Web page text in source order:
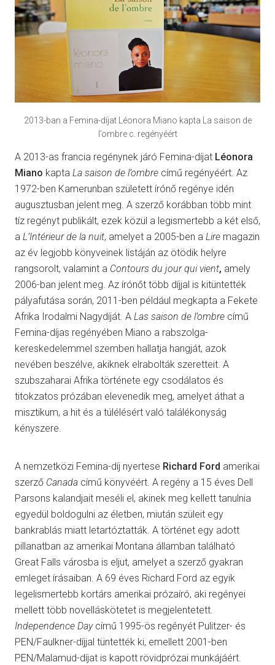
2013-ban a Femina-díjat Léonora Miano kapta La saison de
l’ombre c. regényéért
A 2013-as francia regénynek járó Femina-díjat Léonora
Miano kapta La saison de l’ombre című regényéért. Az
1972-ben Kamerunban született írónő regénye idén
augusztusban jelent meg. A szerző korábban több mint
tíz regényt publikált, ezek közül a legismertebb a két első,
a L’Intérieur de la nuit, amelyet a 2005-ben a Lire magazin
az év legjobb könyveinek listáján az ötödik helyre
rangsorolt, valamint a Contours du jour qui vient, amely
2006-ban jelent meg. Az írónőt több díjjal is kitüntették
pályafutása során, 2011-ben például megkapta a Fekete
Afrika Irodalmi Nagydíját. A Las saison de l’ombre című
Femina-díjas regényében Miano a rabszolga-
kereskedelemmel szemben hallatja hangját, azok
nevében beszélve, akiknek elrabolták szeretteit. A
szubszaharai Afrika története egy csodálatos és
titokzatos prózában elevenedik meg, amelyet áthat a
misztikum, a hit és a túlélésért való találékonyság
kényszere.
A nemzetközi Femina-díj nyertese Richard Ford amerikai
szerző Canada című könyvéért. A regény a 15 éves Dell
Parsons kalandjait meséli el, akinek meg kellett tanulnia
egyedül boldogulni az életben, miután szüleit egy
bankrablás miatt letartóztatták. A történet egy adott
pillanatban az amerikai Montana államban található
Great Falls városba is eljut, amelyet a szerző gyakran
emleget írásaiban. A 69 éves Richard Ford az egyik
legelismertebb kortárs amerikai prózaíró, aki regényei
mellett több novelláskötetet is megjelentetett.
Independence Daycímű 1995-ös regényét Pulitzer- és
PEN/Faulkner-díjjal tüntették ki, emellett 2001-ben
PEN/Malamud-díjat is kapott rövidprózai munkájáért.